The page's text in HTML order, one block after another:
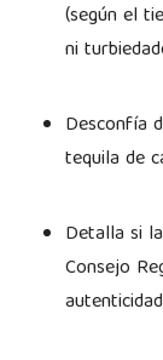
(según el
ni
Desconfía
tequila de
Detalla si
Consejo